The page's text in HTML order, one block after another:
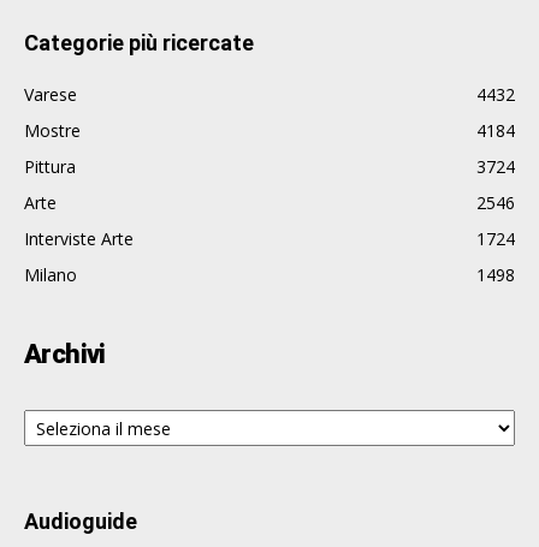
Categorie più ricercate
Varese
4432
Mostre
4184
Pittura
3724
Arte
2546
Interviste Arte
1724
Milano
1498
Archivi
Archivi
Audioguide